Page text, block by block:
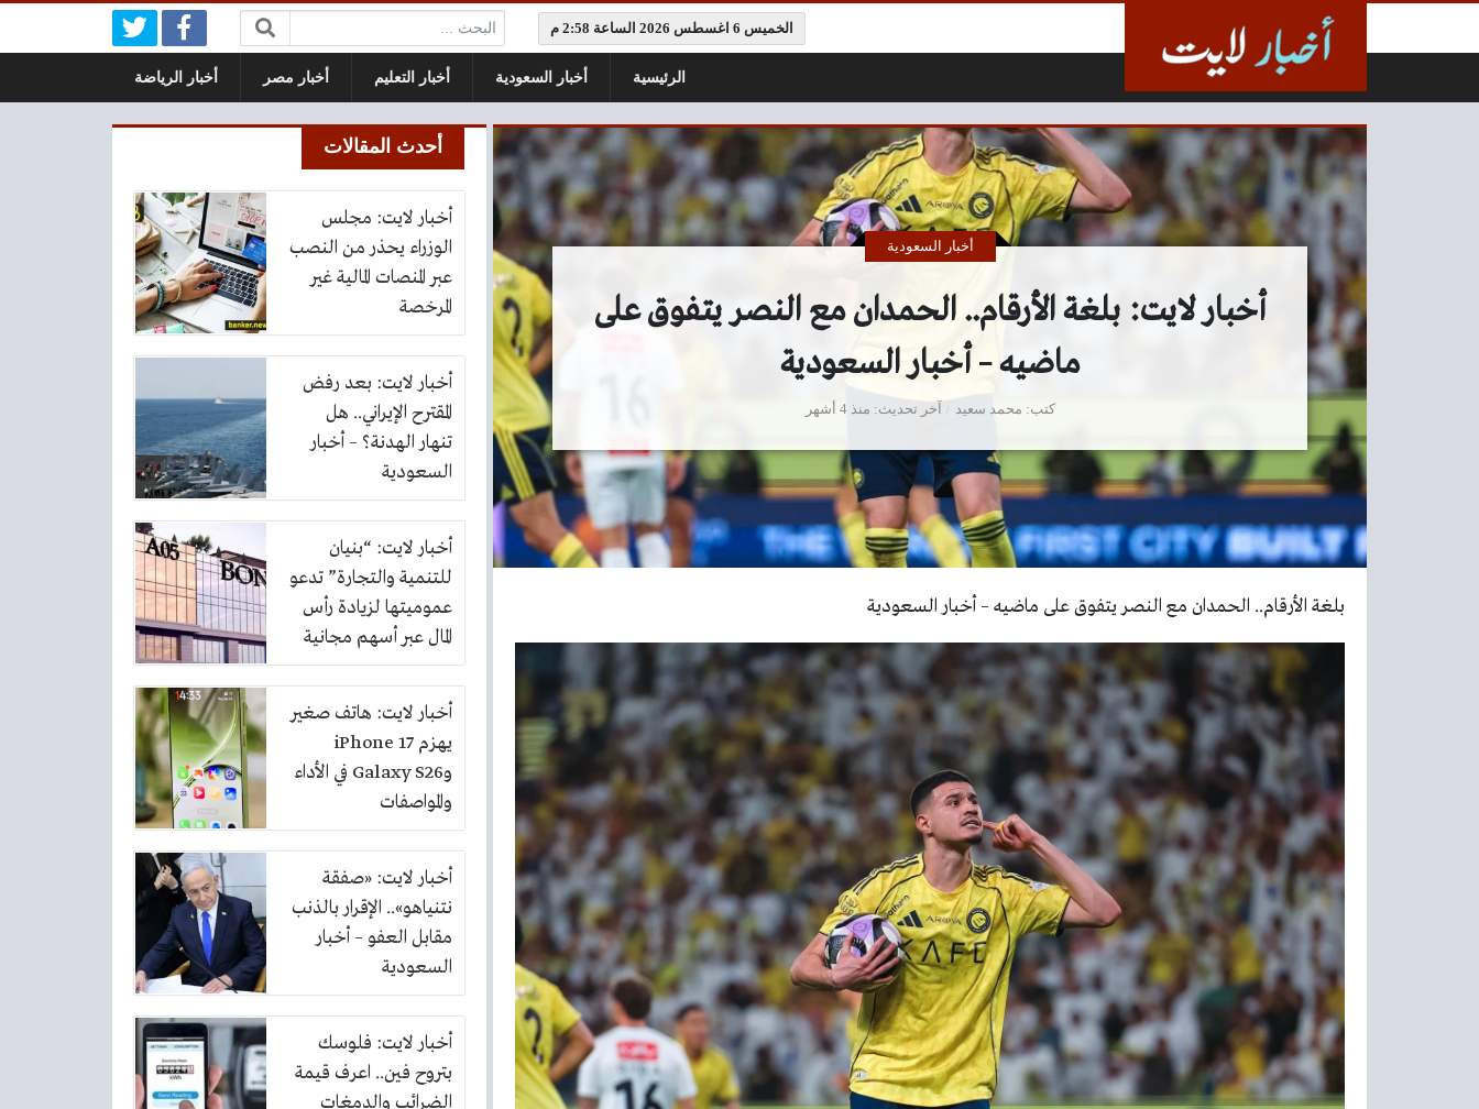
الخميس 6 اغسطس 2026 الساعة 2:58 م البحث:
الرئيسية أخبار السعودية أخبار التعليم أخبار مصر أخبار الرياضة
أخبار لايت: بلغة الأرقام.. الحمدان مع النصر يتفوق على
ماضيه – أخبار السعودية
كتب محمد سعيد
أخبار السعودية
آخر تحديث منذ 4 أشهر
بلغة الأرقام.. الحمدان مع النصر يتفوق على ماضيه – أخبار السعودية
أحدث المقالات
أخبار لايت: مجلس
الوزراء يحذر من النصب
عبر المنصات المالية غير
المرخصة
أخبار لايت: بعد رفض
المقترح الإيراني.. هل
تنهار الهدنة؟ – أخبار
السعودية
أخبار لايت: “بنيان
للتنمية والتجارة” تدعو
عموميتها لزيادة رأس
المال عبر أسهم مجانية
بنسبة 10%
أخبار لايت: هاتف صغير
يهزم iPhone 17
وGalaxy S26 في الأداء
والمواصفات
أخبار لايت: «صفقة
نتنياهو».. الإقرار بالذنب
مقابل العفو – أخبار
السعودية
أخبار لايت: فلوسك
بتروح فين.. اعرف قيمة
الضرائب والدمغات